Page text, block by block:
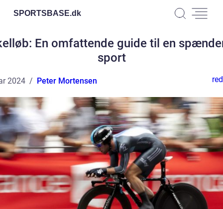
SPORTSBASE.dk
En omfattende guide til en
sport
2024 Peter Mortensen